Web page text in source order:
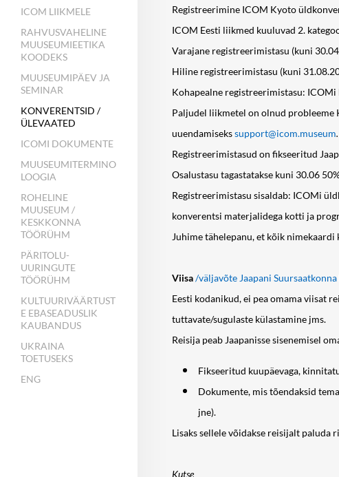
ICOM LIIKMELE
RAHVUSVAHELINE
MUUSEUMIEETIKA
KOODEKS
MUUSEUMIPÄEV JA
SEMINAR
KONVERENTSID /
ÜLEVAATED
ICOMI DOKUMENTE
MUUSEUMITERMINO
LOOGIA
ROHELINE
MUUSEUM /
KESKKONNA
TÖÖRÜHM
PÄRITOLU-
UURINGUTE
TÖÖRÜHM
KULTUURIVÄÄRTUST
E EBASEADUSLIK
KAUBANDUS
UKRAINA
TOETUSEKS
ENG
Registreerimine ICOM Kyoto
ICOM Eesti liikmed kuuluvad 2.
Varajane registreerimistasu (kuni
Hiline registreerimistasu (kuni
Kohapealne registreerimistasu:
Paljudel liikmetel on olnud probleeme
uuendamisekssupport@icom.museum.
Registreerimistasud on fikseeritud
Osalustasu tagastatakse kuni 30.06
Registreerimistasu sisaldab: ICOMi
konverentsi materjalidega kotti ja
Juhime tähelepanu, et kõik
Viisa/väljavõte Jaapani
Eesti kodanikud, ei pea omama viisat
tuttavate/sugulaste külastamine jms.
Reisija peab Jaapanisse sisenemisel
Fikseeritud kuupäevaga,
Dokumente, mis tõendaksid
jne).
Lisaks sellele võidakse reisijalt
Kutse